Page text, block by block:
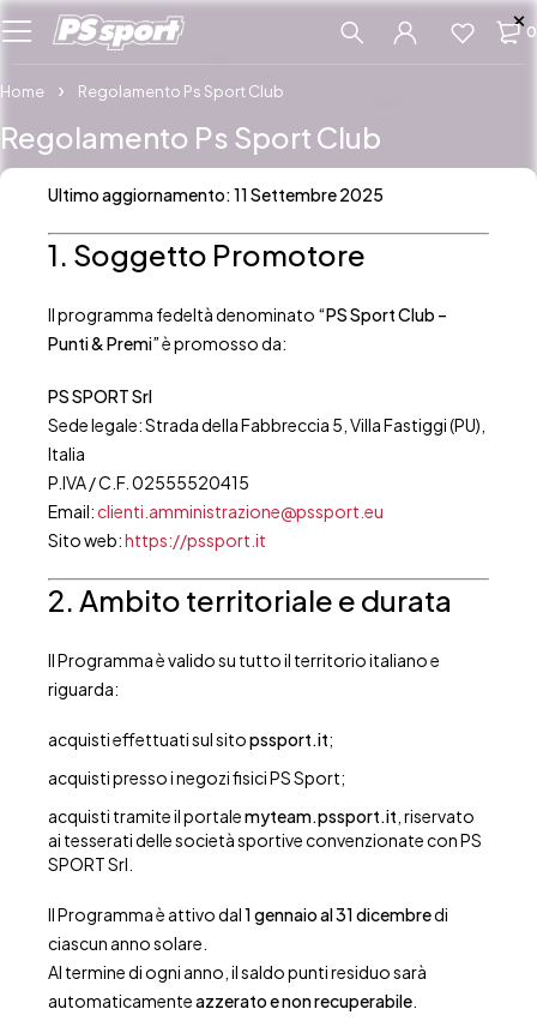
0
Home Regolamento Ps Sport Club
Regolamento Ps Sport Club
Ultimo aggiornamento: 11 Settembre 2025
1. Soggetto Promotore
Il programma fedeltà denominato “PS Sport Club –
Punti & Premi”è promosso da:
PS SPORT Srl
Sede legale: Strada della Fabbreccia 5, Villa Fastiggi (PU),
Italia
P.IVA / C.F. 02555520415
Email: clienti.amministrazione@pssport.eu
Sito web:https://pssport.it
2. Ambito territoriale e durata
Il Programma è valido su tutto il territorio italiano e
riguarda:
acquisti effettuati sul sitopssport.it;
acquisti presso i negozi fisici PS Sport;
acquisti tramite il portalemyteam.pssport.it , riservato
ai tesserati delle società sportive convenzionate con PS
SPORT Srl.
Il Programma è attivo dal1 gennaio al 31 dicembredi
ciascun anno solare.
Al termine di ogni anno, il saldo punti residuo sarà
automaticamenteazzerato e non recuperabile